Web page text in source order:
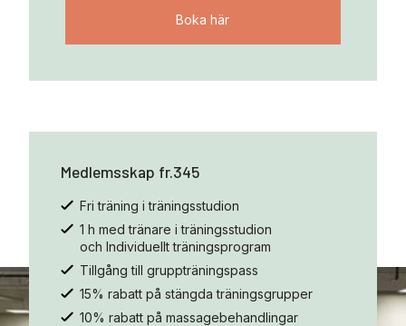
Boka här
Medlemsskap fr.345
Fri träning i träningsstudion
1 h med tränare i träningsstudion
och Individuellt träningsprogram
Tillgång till gruppträningspass
15% rabatt på stängda träningsgrupper
10% rabatt på massagebehandlingar